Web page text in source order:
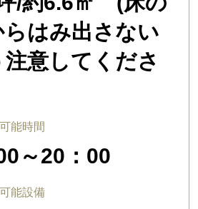
らはみ出さない
注意してくださ
能時間
～20：00
能設備